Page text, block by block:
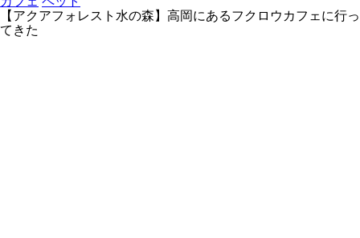
【アクアフォレスト水の森】高岡にあるフクロウカフェに行っ
てきた